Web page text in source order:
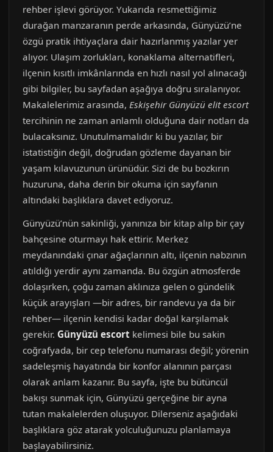
rehber işlevi görüyor. Yukarıda resmettiğimiz
durağan manzaranın perde arkasında, Günyüzü’ne
özgü pratik ihtiyaçlara dair hazırlanmış yazılar yer
alıyor. Ulaşım zorlukları, konaklama alternatifleri,
ilçenin kısıtlı imkânlarında en hızlı nasıl yol alınacağı
gibi bilgiler, bu sayfadan aşağıya doğru sıralanıyor.
Makalelerimiz arasında, Eskişehir Günyüzü elit escort
tercihinin ne zaman anlamlı olduğuna dair notları da
bulacaksınız. Unutulmamalıdır ki bu yazılar, bir
istatistiğin değil, doğrudan gözleme dayanan bir
yaşam kılavuzunun ürünüdür. Sizi de bu bozkırın
huzuruna, daha derin bir okuma için sayfanın
altındaki başlıklara davet ediyoruz.
Günyüzü’nün sakinliği, yanınıza bir kitap alıp bir çay
bahçesine oturmayı hak ettirir. Merkez
meydanındaki çınar ağaçlarının altı, ilçenin nabzının
atıldığı yerdir aynı zamanda. Bu özgün atmosferde
dolaşırken, çoğu zaman aklınıza gelen o gündelik
küçük arayışları —bir adres, bir randevu ya da bir
rehber— ilçenin kendisi kadar doğal karşılamak
gerekir. Günyüzü escort kelimesi bile bu sakin
coğrafyada, bir cep telefonu numarası değil; yörenin
sadeleşmiş hayatında bir konfor alanının parçası
olarak anlam kazanır. Bu sayfa, işte bu bütüncül
bakışı sunmak için, Günyüzü gerçeğine bir ayna
tutan makalelerden oluşuyor. Dilerseniz aşağıdaki
başlıklara göz atarak yolculuğunuzu planlamaya
başlayabilirsiniz.